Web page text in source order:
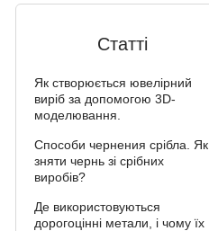
Статті
Як створюється ювелірний
виріб за допомогою 3D-
моделювання.
Способи чернения срібла. Як
зняти чернь зі срібних
виробів?
Де використовуються
дорогоцінні метали, і чому їх